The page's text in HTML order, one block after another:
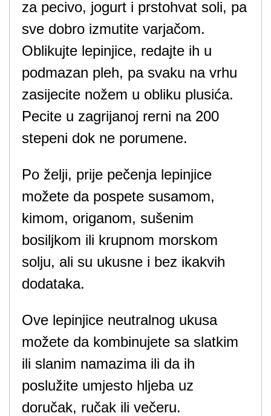
za pecivo, jogurt i prstohvat soli, pa
sve dobro izmutite varjačom.
Oblikujte lepinjice, redajte ih u
podmazan pleh, pa svaku na vrhu
zasijecite nožem u obliku plusića.
Pecite u zagrijanoj rerni na 200
stepeni dok ne porumene.
Po želji, prije pečenja lepinjice
možete da pospete susamom,
kimom, origanom, sušenim
bosiljkom ili krupnom morskom
solju, ali su ukusne i bez ikakvih
dodataka.
Ove lepinjice neutralnog ukusa
možete da kombinujete sa slatkim
ili slanim namazima ili da ih
poslužite umjesto hljeba uz
doručak, ručak ili večeru.